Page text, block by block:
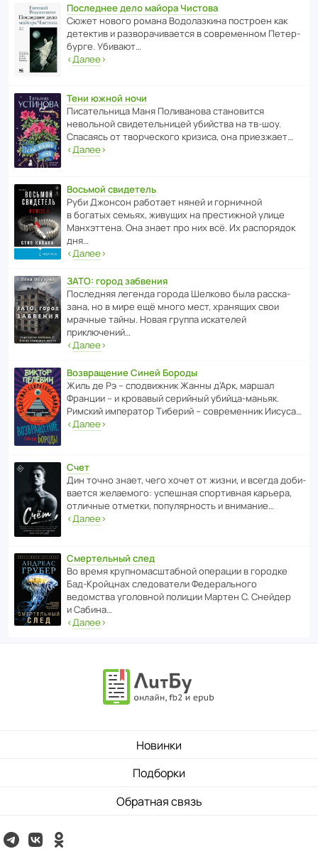
Последнее дело майора Чистова
Сюжет нового романа Водо­ла­з­кина пост­роен как
дете­ктив и разво­ра­чи­ва­ется в совре­менном Пете­р­
бурге. Убивают…
‹Далее›
Тени южной ночи
Писа­тель­ница Маня Поли­ва­нова стано­вится
невольной свиде­тель­ницей убийства на тв-шоу.
Спасаясь от твор­че­с­кого кризиса, она приезжает…
‹Далее›
Восьмой свидетель
Руби Джонсон рабо­тает няней и горни­чной
в богатых семьях, живущих на прес­ти­жной улице
Манх­эт­тена. Она знает про них всё. Их распо­рядок
дня…
‹Далее›
ЗАТО: город забвения
После­дняя легенда города Шелково была расска­
зана, но в мире ещё много мест, хранящих свои
мрачные тайны. Новая группа иска­телей
приключений…
‹Далее›
Возвращение Синей Бороды
Жиль де Рэ – спод­ви­жник Жанны д’Арк, маршал
Франции – и кровавый серийный убийца-маньяк.
Римский импе­ратор Тиберий – совре­менник Иисуса…
‹Далее›
Счет
Дин точно знает, чего хочет от жизни, и всегда доби­
ва­ется жела­е­мого: успе­шная спор­ти­вная карьера,
отли­чные отметки, попу­ля­р­ность и внимание…
‹Далее›
Смертельный след
Во время круп­но­мас­ш­та­бной операции в городке
Бад‑Крой­цнах следо­ва­тели Феде­раль­ного
ведомства уголо­вной полиции Мартен С. Снейдер
и Сабина…
‹Далее›
Новинки
Подборки
Обратная связь